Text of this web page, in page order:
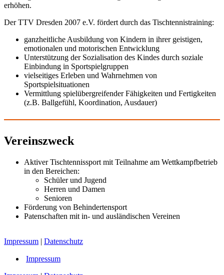
erhöhen.
Der TTV Dresden 2007 e.V. fördert durch das Tischtennistraining:
ganzheitliche Ausbildung von Kindern in ihrer geistigen,
emotionalen und motorischen Entwicklung
Unterstützung der Sozialisation des Kindes durch soziale
Einbindung in Sportspielgruppen
vielseitiges Erleben und Wahrnehmen von
Sportspielsituationen
Vermittlung spielübergreifender Fähigkeiten und Fertigkeiten
(z.B. Ballgefühl, Koordination, Ausdauer)
Vereinszweck
Aktiver Tischtennissport mit Teilnahme am Wettkampfbetrieb
in den Bereichen:
Schüler und Jugend
Herren und Damen
Senioren
Förderung von Behindertensport
Patenschaften mit in- und ausländischen Vereinen
Impressum | Datenschutz
Impressum